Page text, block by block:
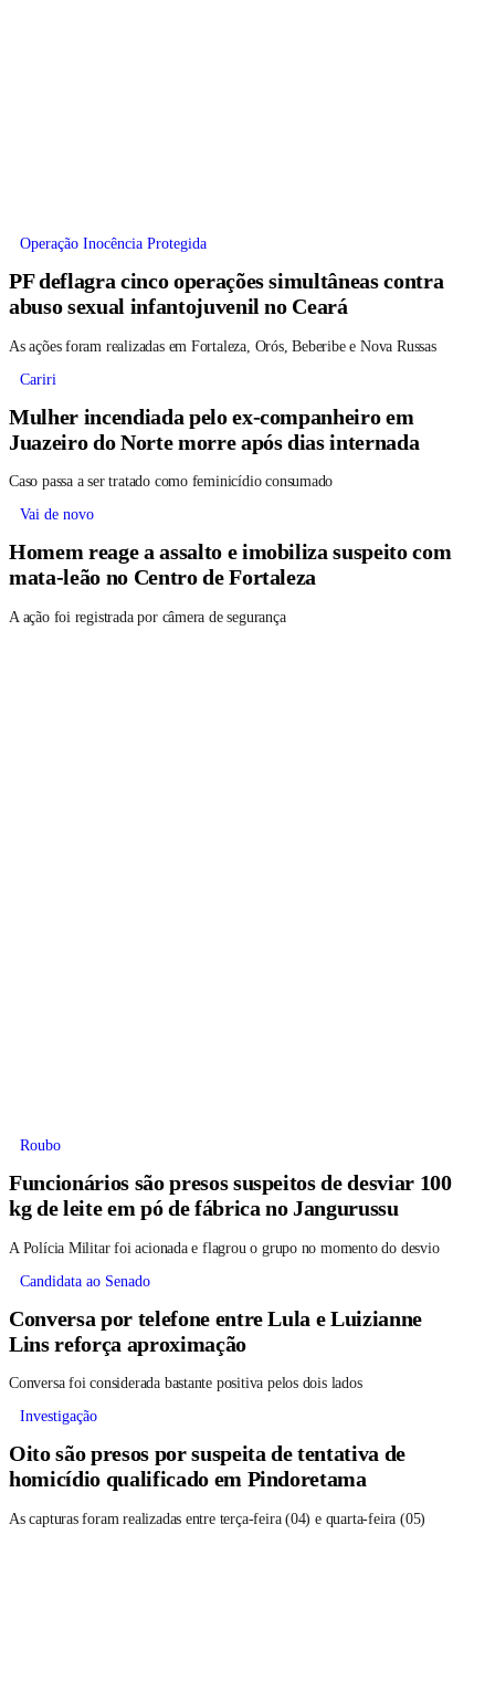
Operação Inocência Protegida
PF deflagra cinco operações simultâneas contra
abuso sexual infantojuvenil no Ceará
As ações foram realizadas em Fortaleza, Orós, Beberibe e Nova Russas
Cariri
Mulher incendiada pelo ex-companheiro em
Juazeiro do Norte morre após dias internada
Caso passa a ser tratado como feminicídio consumado
Vai de novo
Homem reage a assalto e imobiliza suspeito com
mata-leão no Centro de Fortaleza
A ação foi registrada por câmera de segurança
Roubo
Funcionários são presos suspeitos de desviar 100
kg de leite em pó de fábrica no Jangurussu
A Polícia Militar foi acionada e flagrou o grupo no momento do desvio
Candidata ao Senado
Conversa por telefone entre Lula e Luizianne
Lins reforça aproximação
Conversa foi considerada bastante positiva pelos dois lados
Investigação
Oito são presos por suspeita de tentativa de
homicídio qualificado em Pindoretama
As capturas foram realizadas entre terça-feira (04) e quarta-feira (05)